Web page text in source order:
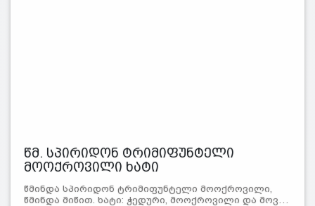
წმ. სპირიდონ ტრიმიფუნტელი
მოოქროვილი ხატი
წმინდა სპირიდონ ტრიმიფუნტელი მოოქროვილი,
წმინდა მიწით. ხატი: ჭედური, მოოქროვილი და მოვ…